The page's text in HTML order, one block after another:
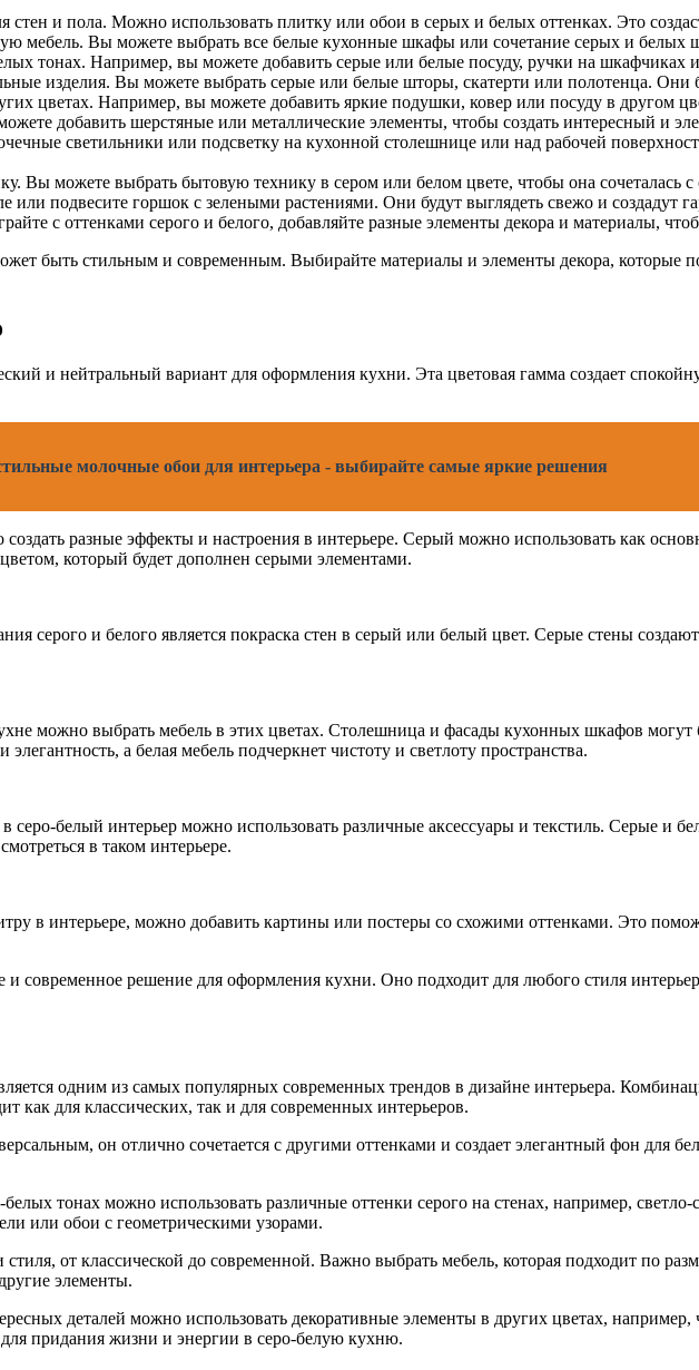
стен и пола. Можно использовать плитку или обои в серых и белых оттенках. Это
мебель. Вы можете выбрать все белые кухонные шкафы или сочетание серых и белых
тонах. Например, вы можете добавить серые или белые посуду, ручки на шкафчиках
изделия. Вы можете выбрать серые или белые шторы, скатерти или полотенца. Они
цветах. Например, вы можете добавить яркие подушки, ковер или посуду в другом
добавить шерстяные или металлические элементы, чтобы создать интересный и
светильники или подсветку на кухонной столешнице или над рабочей
Вы можете выбрать бытовую технику в сером или белом цвете, чтобы она сочеталась
или подвесите горшок с зелеными растениями. Они будут выглядеть свежо и создадут
с оттенками серого и белого, добавляйте разные элементы декора и материалы,
быть стильным и современным. Выбирайте материалы и элементы декора, которые
и нейтральный вариант для оформления кухни. Эта цветовая гамма создает
молочные обои для интерьера - выбирайте самые яркие решения
разные эффекты и настроения в интерьере. Серый можно использовать как
который будет дополнен серыми элементами.
серого и белого является покраска стен в серый или белый цвет. Серые стены
можно выбрать мебель в этих цветах. Столешница и фасады кухонных шкафов
а белая мебель подчеркнет чистоту и светлоту пространства.
серо-белый интерьер можно использовать различные аксессуары и текстиль. Серые и
в таком интерьере.
в интерьере, можно добавить картины или постеры со схожими оттенками. Это
и современное решение для оформления кухни. Оно подходит для любого стиля
одним из самых популярных современных трендов в дизайне интерьера.
как для классических, так и для современных интерьеров.
он отлично сочетается с другими оттенками и создает элегантный фон для
белых тонах можно использовать различные оттенки серого на стенах, например,
или обои с геометрическими узорами.
от классической до современной. Важно выбрать мебель, которая подходит по
элементы.
деталей можно использовать декоративные элементы в других цветах,
для придания жизни и энергии в серо-белую кухню.